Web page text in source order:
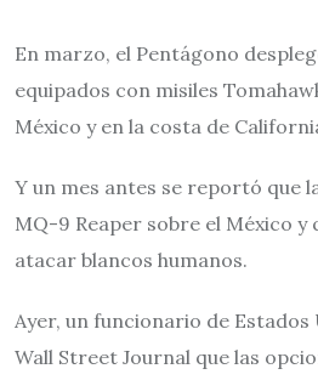
En marzo, el Pentágono
equipados con misiles
México y en la costa de
Y un mes antes se reportó que
MQ-9 Reaper sobre el México y
atacar blancos humanos.
Ayer, un funcionario de Estados
Wall Street Journal que las